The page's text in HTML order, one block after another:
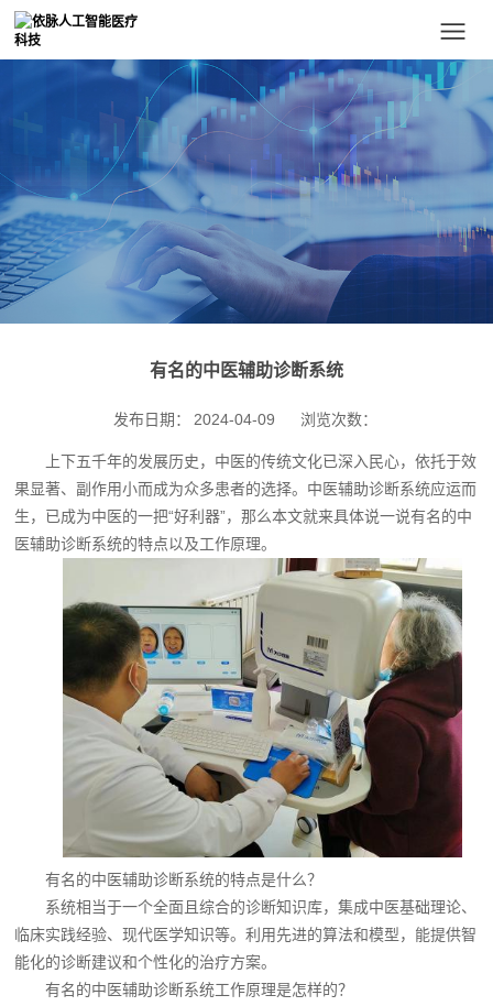
有名的中医辅助诊断系统
发布日期： 2024-04-09 浏览次数：
上下五千年的发展历史，中医的传统文化已深入民心，依托于效
果显著、副作用小而成为众多患者的选择。中医辅助诊断系统应运而
生，已成为中医的一把“好利器”，那么本文就来具体说一说有名的中
医辅助诊断系统的特点以及工作原理。
有名的中医辅助诊断系统的特点是什么？
系统相当于一个全面且综合的诊断知识库，集成中医基础理论、
临床实践经验、现代医学知识等。利用先进的算法和模型，能提供智
能化的诊断建议和个性化的治疗方案。
有名的中医辅助诊断系统工作原理是怎样的？